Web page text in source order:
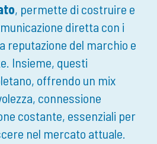
, permette di costruire e
diretta con i
reputazione del marchio e
Insieme, questi
offrendo un mix
connessione
costante, essenziali per
nel mercato attuale.